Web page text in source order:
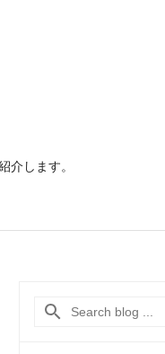
介します。